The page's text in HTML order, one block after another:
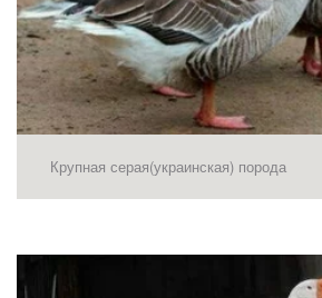
Крупная серая(украинская) порода